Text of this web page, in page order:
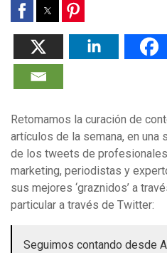
Retomamos la curación de
artículos de la semana, en una
de los tweets de
marketing, periodistas y
sus mejores ‘graznidos’ a
particular a través de Twitter:
Seguimos contando desde